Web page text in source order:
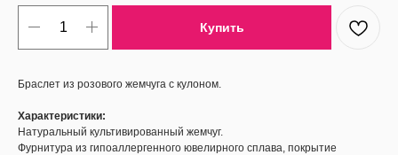
Купить
Браслет из розового жемчуга с кулоном.
Характеристики:
Натуральный культивированный жемчуг.
Фурнитура из гипоаллергенного ювелирного сплава, покрытие